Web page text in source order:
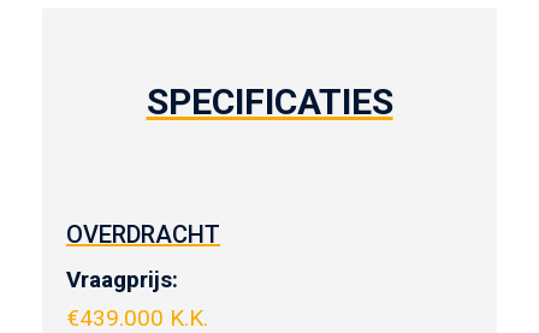
SPECIFICATIES
OVERDRACHT
Vraagprijs:
€439.000 K.K.